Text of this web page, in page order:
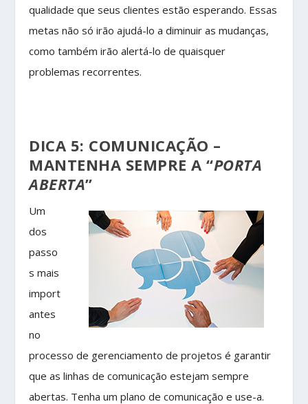
qualidade que seus clientes estão esperando. Essas
metas não só irão ajudá-lo a diminuir as mudanças,
como também irão alertá-lo de quaisquer
problemas recorrentes.
DICA 5: COMUNICAÇÃO –
MANTENHA SEMPRE A “PORTA
ABERTA”
Um
dos
passo
s mais
import
antes
no
processo de gerenciamento de projetos é garantir
que as linhas de comunicação estejam sempre
abertas. Tenha um plano de comunicação e use-a.